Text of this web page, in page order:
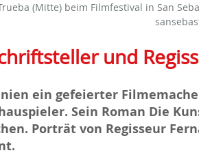
(Mitte) beim Filmfestival in San
und
ein gefeierter
Sein Roman Die
Porträt von Regisseur